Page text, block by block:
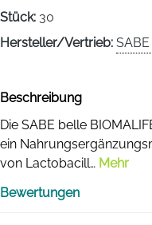
Stück: 30
Hersteller/Vertrieb:
Beschreibung
Die SABE belle
ein
von Lactobacill… Mehr
Bewertungen